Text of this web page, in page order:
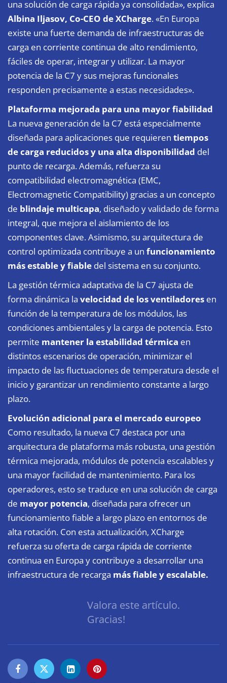
una solución de carga rápida ya consolidada», explica
Albina Iljasov, Co-CEO de XCharge. «En Europa
existe una fuerte demanda de infraestructuras de
carga en corriente continua de alto rendimiento,
fáciles de operar, integrar y utilizar. La mayor
potencia de la C7 y sus mejoras funcionales
responden precisamente a estas necesidades».
Plataforma mejorada para una mayor fiabilidad
La nueva generación de la C7 está especialmente
diseñada para aplicaciones que requieren tiempos
de carga reducidos y una alta disponibilidad del
punto de recarga. Además, refuerza su
compatibilidad electromagnética (EMC,
Electromagnetic Compatibility) gracias a un concepto
de blindaje multicapa, diseñado y validado de forma
integral, que mejora el aislamiento de los
componentes clave. Asimismo, su arquitectura de
control optimizada contribuye a un funcionamiento
más estable y fiable del sistema en su conjunto.
La gestión térmica adaptativa de la C7 ajusta de
forma dinámica la velocidad de los ventiladores en
función de la temperatura de los módulos, las
condiciones ambientales y la carga de potencia. Esto
permite mantener la estabilidad térmica en
distintos escenarios de operación, minimizar el
impacto de las fluctuaciones de temperatura desde el
inicio y garantizar un rendimiento constante a largo
plazo.
Evolución adicional para el mercado europeo
Como resultado, la nueva C7 destaca por una
arquitectura de plataforma más robusta, una gestión
térmica mejorada, módulos de potencia escalables y
una mayor facilidad de mantenimiento. Para los
operadores, esto se traduce en una solución de carga
de mayor potencia, diseñada para ofrecer un
funcionamiento fiable a largo plazo en entornos de
alta rotación. Con esta actualización, XCharge
refuerza su oferta de carga rápida de corriente
continua en Europa y contribuye a desarrollar una
infraestructura de recarga más fiable y escalable.
Valora este artículo.
Gracias!